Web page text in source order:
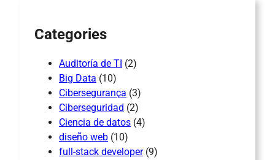
Categories
Auditoría de TI (2)
Big Data (10)
Cibersegurança (3)
Ciberseguridad (2)
Ciencia de datos (4)
diseño web (10)
full-stack developer(9)